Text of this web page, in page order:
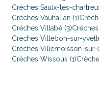
Crèches Saulx-les-
Crèches Vauhallan (1)
Crèches Villabé (3)
Crèches Villebon-sur-
Crèches Villemoisson-sur-
Crèches Wissous (1)